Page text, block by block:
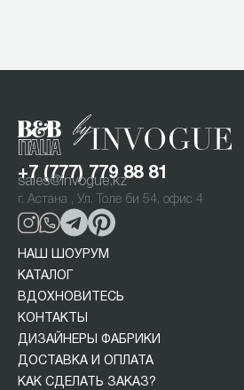
+7 (777) 779 88 81
sales@invogue.kz
г. Астана , Ул. Толе би 54, офис 4
НАШ ШОУРУМ
КАТАЛОГ
ВДОХНОВИТЕСЬ
КОНТАКТЫ
ДИЗАЙНЕРЫ ФАБРИКИ
ДОСТАВКА И ОПЛАТА
КАК СДЕЛАТЬ ЗАКАЗ?